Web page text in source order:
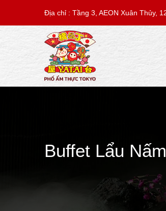
Địa chỉ : Tầng 3, AEON Xuân Thủy,
Buffet Lẩu